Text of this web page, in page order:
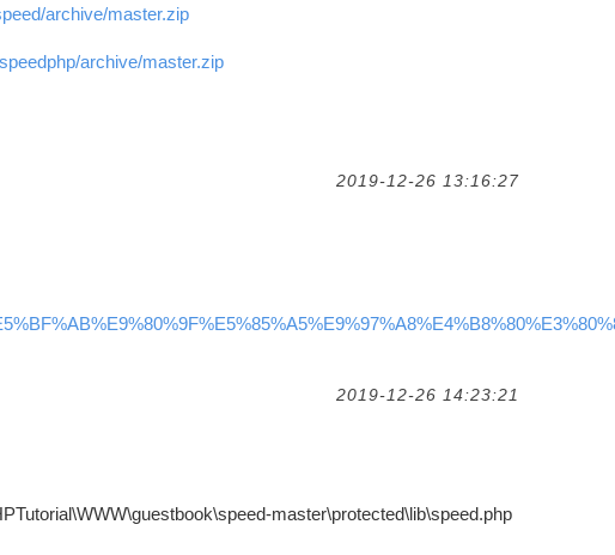
archive/master.zip
archive/master.zip
2019-12-26 13:16:27
2019-12-26 14:23:21
master\protected\lib\speed.php